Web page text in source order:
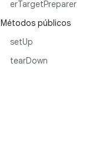
erTargetPreparer
Métodos públicos
setUp
tearDown